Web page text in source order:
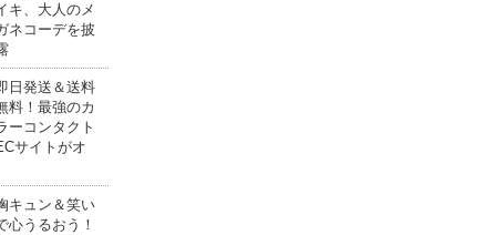
キ、大人のメ
ネコーデを披
日発送＆送料
料！最強のカ
ーコンタクト
サイトがオ
キュン＆笑い
心うるおう！